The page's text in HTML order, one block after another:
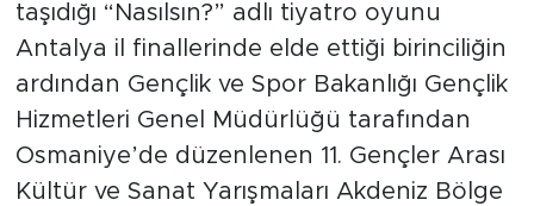
taşıdığı “Nasılsın?” adlı tiyatro oyunu
Antalya il finallerinde elde ettiği birinciliğin
ardından Gençlik ve Spor Bakanlığı Gençlik
Hizmetleri Genel Müdürlüğü tarafından
Osmaniye’de düzenlenen 11. Gençler Arası
Kültür ve Sanat Yarışmaları Akdeniz Bölge